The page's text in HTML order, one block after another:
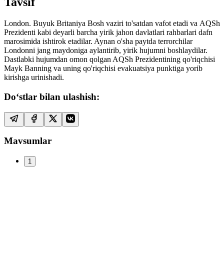
London. Buyuk Britaniya Bosh vaziri to'satdan vafot etadi va AQSh
Prezidenti kabi deyarli barcha yirik jahon davlatlari rahbarlari dafn
marosimida ishtirok etadilar. Aynan o'sha paytda terrorchilar
Londonni jang maydoniga aylantirib, yirik hujumni boshlaydilar.
Dastlabki hujumdan omon qolgan AQSh Prezidentining qo'riqchisi
Mayk Banning va uning qo'riqchisi evakuatsiya punktiga yorib
kirishga urinishadi.
Do‘stlar bilan ulashish:
Mavsumlar
1